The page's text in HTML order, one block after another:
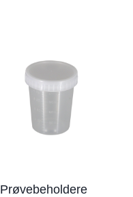
Prøvebeholdere